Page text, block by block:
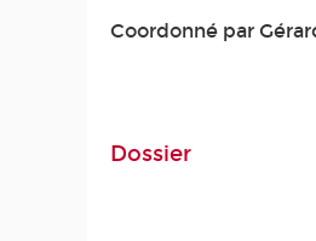
Coordonné par
Dossier